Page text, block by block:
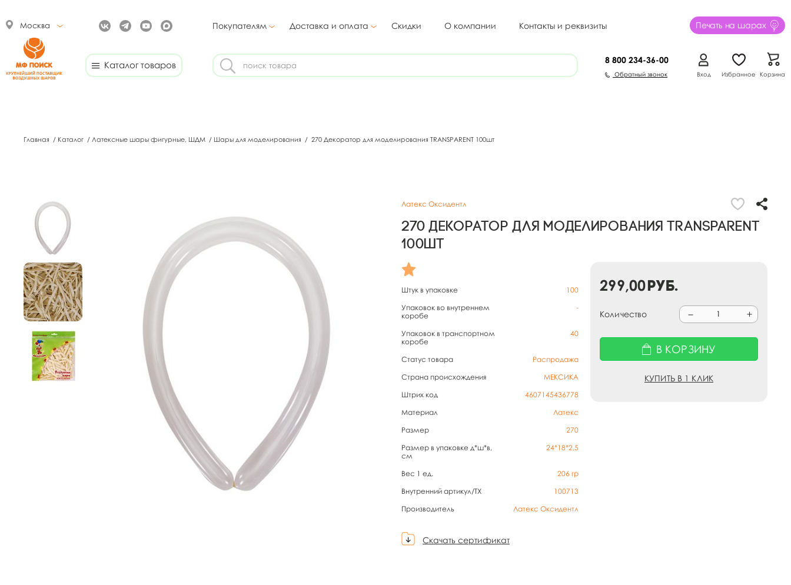
Москва Покупателям Доставка и оплата Скидки О компании Контакты и реквизиты Печать на шарах
Каталог товаров 8 800 234-36-00
Обратный звонок Вход Избранное Корзина
Главная / Каталог / Латексные шары фигурные, ШДМ / Шары для моделирования / 270 Декоратор для моделирования TRANSPARENT 100шт
Латекс Оксидентл
270 Декоратор для моделирования TRANSPARENT
100шт
Штук в упаковке
100
Упаковок во внутреннем
коробе
-
Упаковок в транспортном
коробе
40
Статус товара
Распродажа
Страна происхождения
МЕКСИКА
Штрих код
4607145436778
Материал
Латекс
Размер
270
Размер в упаковке д*ш*в,
см
24*18*2,5
Вес 1 ед. 206 гр
Внутренний артикул/TX
100713
Производитель
Латекс Оксидентл
Скачать сертификат
299,00руб.
Количество
В КОРЗИНУ
КУПИТЬ В 1 КЛИК